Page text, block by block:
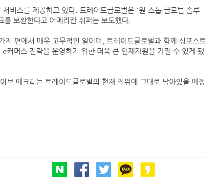
비스를 제공하고 있다. 트레이드글로벌은 '원-스톱 글로벌 솔루
보완한다고 어메리칸 쉬퍼는 보도했다.
지 면에서 매우 고무적인 일이며, 트레이드글로벌과 함께 싱포스트
커머스 전략을 운영하기 위한 더욱 큰 인재자원을 가질 수 있게 됐
브 에크리는 트레이드글로벌의 현재 직위에 그대로 남아있을 예정